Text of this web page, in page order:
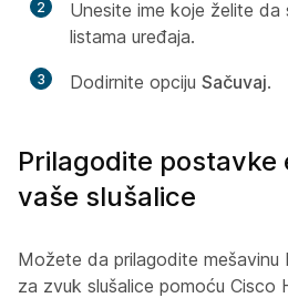
2
Unesite ime koje želite
listama uređaja.
3 Dodirnite opciju Sačuvaj.
Prilagodite postavke
vaše slušalice
Možete da prilagodite
za zvuk slušalice pomoću Cisco